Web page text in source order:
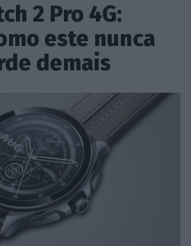
2 Pro 4G:
este nunca
demais